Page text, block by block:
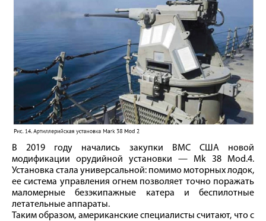
В 2019 году начались закупки ВМС США новой
модификации орудийной установки — Mk 38 Mod.4.
Установка стала универсальной: помимо моторных лодок,
ее система управления огнем позволяет точно поражать
маломерные безэкипажные катера и беспилотные
летательные аппараты.
Таким образом, американские специалисты считают, что с